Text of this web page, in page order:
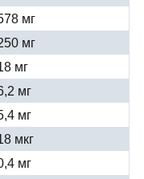
мг
мг
мг
мг
мг
мкг
мг